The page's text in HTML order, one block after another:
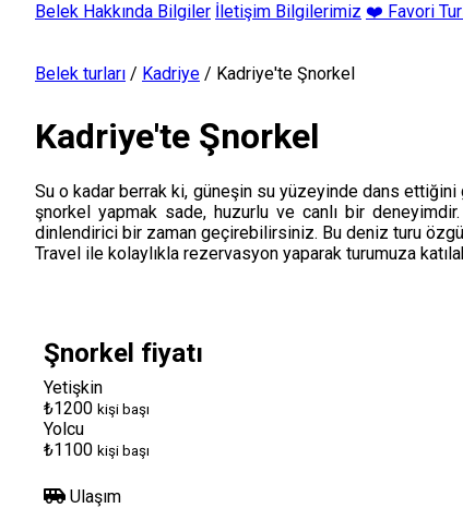
Belek Hakkında Bilgiler İletişim Bilgilerimiz ❤️ Favori
Belek turları / Kadriye / Kadriye'te Şnorkel
Kadriye'te Şnorkel
Su o kadar berrak ki, güneşin su yüzeyinde dans ettiğini
şnorkel yapmak sade, huzurlu ve canlı bir
dinlendirici bir zaman geçirebilirsiniz. Bu deniz turu
Travel ile kolaylıkla rezervasyon yaparak turumuza
Şnorkel fiyatı
Yetişkin
₺1200 kişi başı
Yolcu
₺1100 kişi başı
Ulaşım